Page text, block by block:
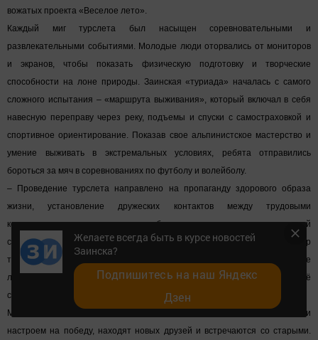
вожатых проекта «Веселое лето».
Каждый миг турслета был насыщен соревновательными и
развлекательными событиями. Молодые люди оторвались от мониторов
и экранов, чтобы показать физическую подготовку и творческие
способности на лоне природы. Заинская «туриада» началась с самого
сложного испытания – «маршрута выживания», который включал в себя
навесную переправу через реку, подъемы и спуски с самостраховкой и
спортивное ориентирование. Показав свое альпинистское мастерство и
умение выживать в экстремальных условиях, ребята отправились
бороться за мяч в соревнованиях по футболу и волейболу.
– Проведение турслета направлено на пропаганду здорового образа
жизни, установление дружеских контактов между трудовыми
коллективами, воспитание навыков бережного отношения к окружающей
среде, – отмечает руководитель туристического клуба «Факел», куратор
турслета Екатерина Бикмеева. – Традиция проводить в Заинском районе
летние турслеты для молодежи зародилась в 2009 году, мы стараемся её
сохранить.
Многие сюда приезжают не первый год, с большим удовольствием и
настроем на победу, находят новых друзей и встречаются со старыми.
Желаете всегда быть в курсе новостей
Заинска?
Подпишитесь на наш Яндекс
Дзен